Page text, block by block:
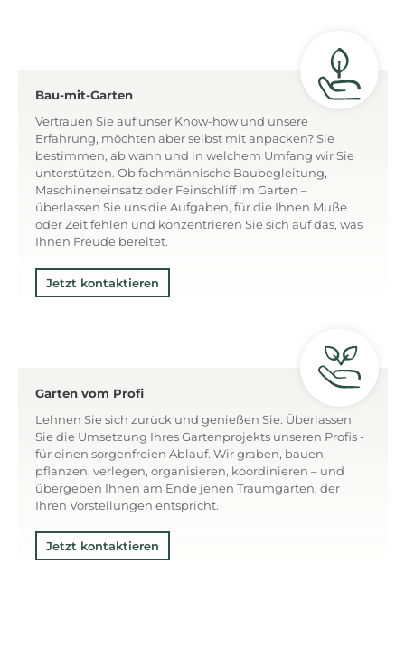
Bau-mit-Garten
Vertrauen Sie auf unser Know-how und unsere
Erfahrung, möchten aber selbst mit anpacken? Sie
bestimmen, ab wann und in welchem Umfang wir Sie
unterstützen. Ob fachmännische Baubegleitung,
Maschineneinsatz oder Feinschliff im Garten –
überlassen Sie uns die Aufgaben, für die Ihnen Muße
oder Zeit fehlen und konzentrieren Sie sich auf das, was
Ihnen Freude bereitet.
Jetzt kontaktieren
Garten vom Profi
Lehnen Sie sich zurück und genießen Sie: Überlassen
Sie die Umsetzung Ihres Gartenprojekts unseren Profis -
für einen sorgenfreien Ablauf. Wir graben, bauen,
pflanzen, verlegen, organisieren, koordinieren – und
übergeben Ihnen am Ende jenen Traumgarten, der
Ihren Vorstellungen entspricht.
Jetzt kontaktieren